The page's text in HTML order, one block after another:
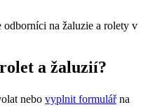
odborníci na žaluzie a rolety v
a žaluzií?
nebo vyplnit formulářna